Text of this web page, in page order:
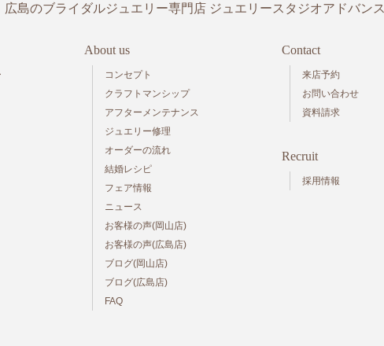
広島のブライダルジュエリー専門店 ジュエリースタジオアドバンス
About us
コンセプト
クラフトマンシップ
アフターメンテナンス
ジュエリー修理
オーダーの流れ
結婚レシピ
フェア情報
ニュース
お客様の声(岡山店)
お客様の声(広島店)
ブログ(岡山店)
ブログ(広島店)
FAQ
Contact
来店予約
お問い合わせ
資料請求
Recruit
採用情報